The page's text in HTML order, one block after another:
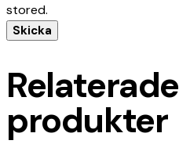
stored.
Relaterade
produkter